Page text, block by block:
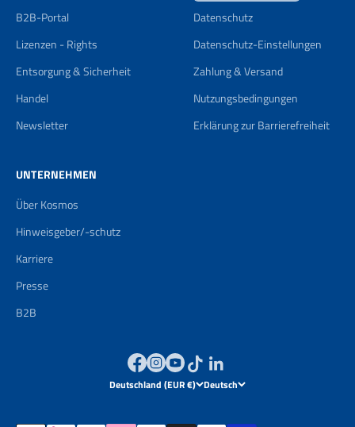
B2B-Portal
Lizenzen - Rights
Entsorgung & Sicherheit
Handel
Newsletter
Datenschutz
Datenschutz-Einstellungen
Zahlung & Versand
Nutzungsbedingungen
Erklärung zur Barrierefreiheit
UNTERNEHMEN
Über Kosmos
Hinweisgeber/-schutz
Karriere
Presse
B2B
Deutschland (EUR €) Deutsch